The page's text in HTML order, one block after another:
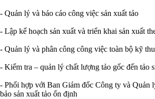
- Quản lý và báo cáo công việc sản xuất tảo
- Lập kế hoạch sản xuất và triển khai sản xuất
- Quản lý và phân công công việc toàn bộ kỹ
- Kiểm tra – quản lý chất lượng tảo gốc đến tảo
- Phối hợp với Ban Giám đốc Công ty và Quản
bảo sản xuất tảo ổn định